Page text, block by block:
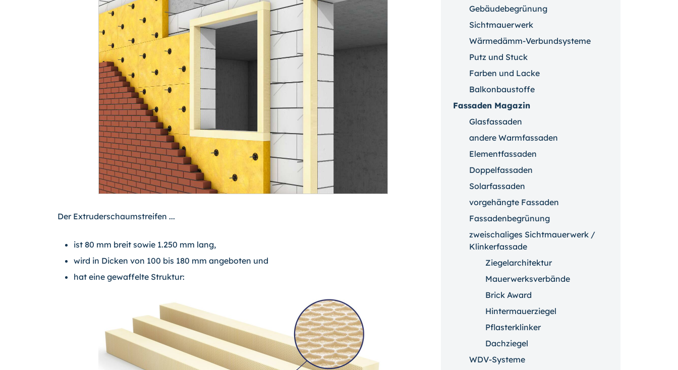
Der Extruderschaumstreifen ...
ist 80 mm breit sowie 1.250 mm lang,
wird in Dicken von 100 bis 180 mm angeboten und
hat eine gewaffelte Struktur:
Gebäudebegrünung
Sichtmauerwerk
Wärmedämm-Verbundsysteme
Putz und Stuck
Farben und Lacke
Balkonbaustoffe
Fassaden Magazin
Glasfassaden
andere Warmfassaden
Elementfassaden
Doppelfassaden
Solarfassaden
vorgehängte Fassaden
Fassadenbegrünung
zweischaliges Sichtmauerwerk /
Klinkerfassade
Ziegelarchitektur
Mauerwerksverbände
Brick Award
Hintermauerziegel
Pflasterklinker
Dachziegel
WDV-Systeme